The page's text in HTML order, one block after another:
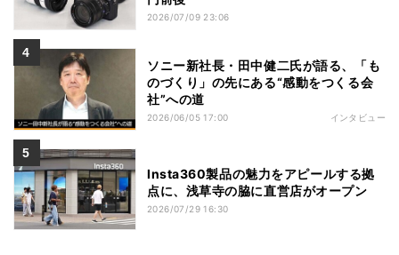
2026/07/09 23:06
ソニー新社長・田中健二氏が語る、「も
のづくり」の先にある“感動をつくる会
社”への道
2026/06/05 17:00 インタビュー
Insta360製品の魅力をアピールする拠
点に、浅草寺の脇に直営店がオープン
2026/07/29 16:30